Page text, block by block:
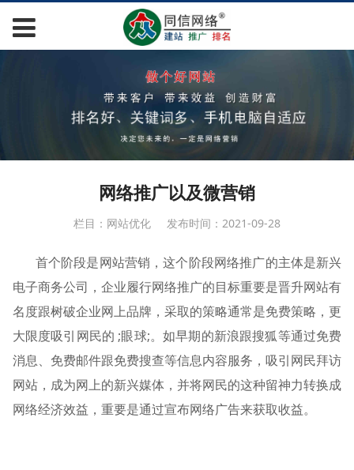
网络推广以及微营销
栏目：网站优化 发布时间：2021-09-28
首个阶段是网站营销，这个阶段网络推广的主体是新兴
电子商务公司，企业履行网络推广的目标重要是晋升网站有
名度跟树破企业网上品牌，采取的策略通常是免费策略，更
大限度吸引网民的 ;眼球;。如早期的新浪跟搜狐等通过免费
消息、免费邮件跟免费搜查等信息内容服务，吸引网民拜访
网站，成为网上的新兴媒体，并将网民的这种留神力转换成
网络经济效益，重要是通过宣布网络广告来获取收益。